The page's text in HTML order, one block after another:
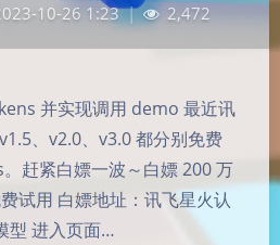
10-26 1:23 | 2,472
并实现调用 demo 最近讯
、v2.0、v3.0 都分别免费
赶紧白嫖一波～白嫖 200 万
试用 白嫖地址：讯飞星火认
型 进入页面…